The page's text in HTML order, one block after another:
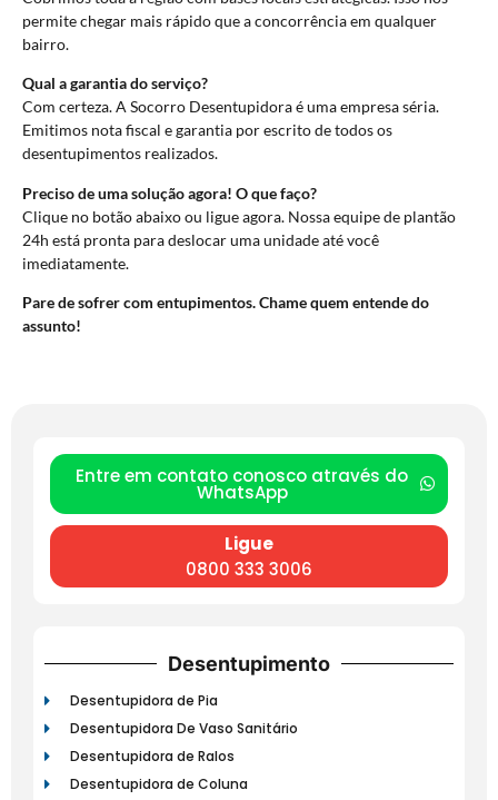
permite chegar mais rápido que a concorrência em qualquer
bairro.
Qual a garantia do serviço?
Com certeza. A Socorro Desentupidora é uma empresa séria.
Emitimos nota fiscal e garantia por escrito de todos os
desentupimentos realizados.
Preciso de uma solução agora! O que faço?
Clique no botão abaixo ou ligue agora. Nossa equipe de plantão
24h está pronta para deslocar uma unidade até você
imediatamente.
Pare de sofrer com entupimentos. Chame quem entende do
assunto!
Entre em contato conosco através do
WhatsApp
Ligue
0800 333 3006
Desentupimento
Desentupidora de Pia
Desentupidora De Vaso Sanitário
Desentupidora de Ralos
Desentupidora de Coluna